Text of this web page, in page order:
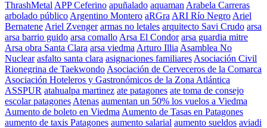
ThrashMetal APP Ceferino apuñalado aquaman Arabela Carreras
arbolado público Argentino Montero aRGra ARI Río Negro Ariel
Bernatene Ariel Zvenger armas no letales arquitecto Savi Crudo arsa
arsa barrio guido arsa comallo Arsa El Condor arsa guardia mitre
Arsa obra Santa Clara arsa viedma Arturo Illia Asamblea No
Nuclear asfalto santa clara asignaciones familiares Asociación Civil
Rionegrina de Taekwondo Asociación de Cerveceros de la Comarca
Asociación Hoteleros y Gastronómicos de la Zona Atlántica
ASSPUR atahualpa martinez ate patagones ate toma de consejo
escolar patagones Atenas aumentan un 50% los vuelos a Viedma
Aumento de boleto en Viedma Aumento de Tasas en Patagones
aumento de taxis Patagones aumento salarial aumento sueldos aviadi